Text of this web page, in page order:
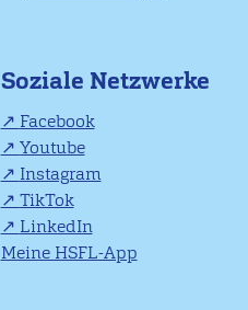
Soziale Netzwerke
Facebook
Youtube
Instagram
TikTok
LinkedIn
Meine HSFL-App